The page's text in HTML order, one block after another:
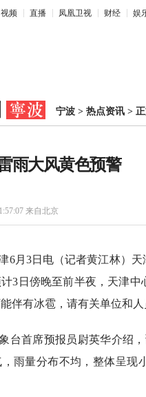
视频 直播 凤凰卫视 财经 娱
宁波 > 热点资讯 >
雨大风黄色预警
来自北京
6月3日电（记者黄江林）
3日傍晚至前半夜，天津
伴有冰雹，请有关单位和人
台首席预报员尉英华介绍
雨量分布不均，整体呈现